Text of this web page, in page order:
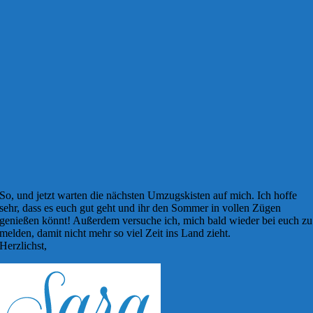
So, und jetzt warten die nächsten Umzugskisten auf mich. Ich hoffe
sehr, dass es euch gut geht und ihr den Sommer in vollen Zügen
genießen könnt! Außerdem versuche ich, mich bald wieder bei euch zu
melden, damit nicht mehr so viel Zeit ins Land zieht.
Herzlichst,